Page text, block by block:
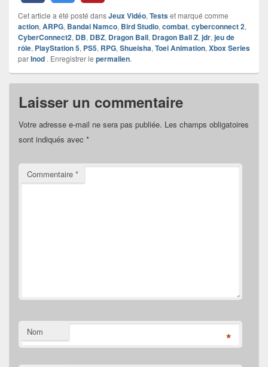
Cet article a été posté dansJeux Vidéo, Testset marqué comme
action, ARPG, Bandai Namco, Bird Studio, combat, cyberconnect 2,
CyberConnect2, DB, DBZ, Dragon Ball, Dragon Ball Z, jdr, jeu de
rôle, PlayStation 5, PS5, RPG, Shueisha, Toei Animation, Xbox Series
parInod . Enregistrer le permalien.
Laisser un commentaire
Votre adresse e-mail ne sera pas publiée. Les champs obligatoires
sont indiqués avec *
Commentaire *
Nom *